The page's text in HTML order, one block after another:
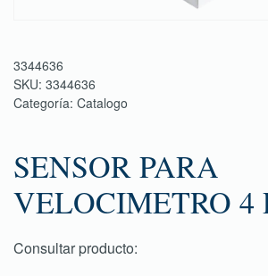
3344636
SKU: 3344636
Categoría: Catalogo
SENSOR PARA
VELOCIMETRO 4
Consultar producto: